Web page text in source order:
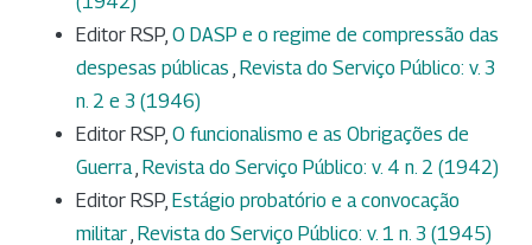
Editor RSP, O DASP e o regime de compressão das
despesas públicas , Revista do Serviço Público: v. 3
n. 2 e 3 (1946)
Editor RSP, O funcionalismo e as Obrigações de
Guerra, Revista do Serviço Público: v. 4 n. 2 (1942)
Editor RSP, Estágio probatório e a convocação
militar, Revista do Serviço Público: v. 1 n. 3 (1945)